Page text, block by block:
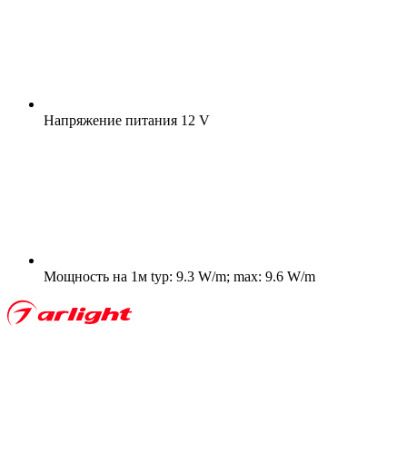
Напряжение питания 12 V
Мощность на 1м typ: 9.3 W/m; max: 9.6 W/m